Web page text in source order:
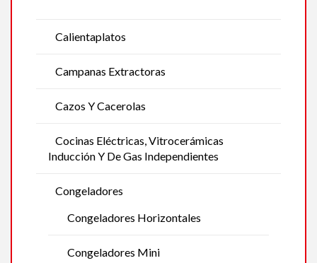
Calientaplatos
Campanas Extractoras
Cazos Y Cacerolas
Cocinas Eléctricas, Vitrocerámicas
Inducción Y De Gas Independientes
Congeladores
Congeladores Horizontales
Congeladores Mini